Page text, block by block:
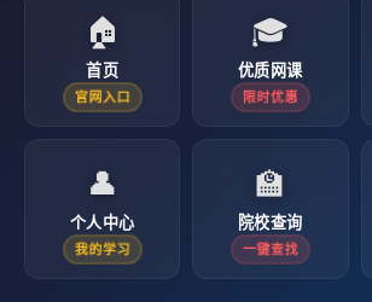
🏠
首页
官网入口
🎓
优质网课
限时优惠
👤
个人中心
我的学习
🏫
院校查询
一键查找